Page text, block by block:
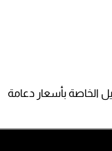
الخاصة بأسعار دعامة